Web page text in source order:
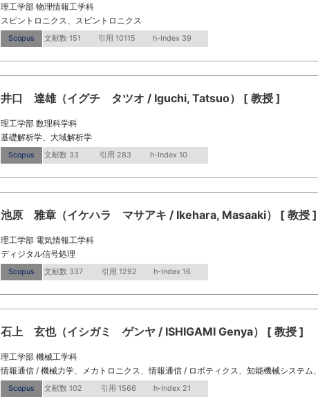
理工学部 物理情報工学科
スピントロニクス、スピントロニクス
Scopus 文献数 151 引用 10115 h-Index 39
井口 達雄（イグチ タツオ / Iguchi, Tatsuo） [ 教授 ]
理工学部 数理科学科
基礎解析学、大域解析学
Scopus 文献数 33 引用 283 h-Index 10
池原 雅章（イケハラ マサアキ / Ikehara, Masaaki） [ 教授 ]
理工学部 電気情報工学科
ディジタル信号処理
Scopus 文献数 337 引用 1292 h-Index 16
石上 玄也（イシガミ ゲンヤ / ISHIGAMI Genya） [ 教授 ]
理工学部 機械工学科
情報通信 / 機械力学、メカトロニクス、情報通信 / ロボティクス、知能機械システ
Scopus 文献数 102 引用 1566 h-Index 21